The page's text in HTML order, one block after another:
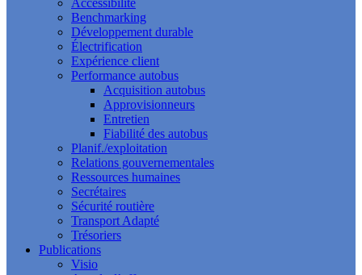
Accessibilité
Benchmarking
Développement durable
Électrification
Expérience client
Performance autobus
Acquisition autobus
Approvisionneurs
Entretien
Fiabilité des autobus
Planif./exploitation
Relations gouvernementales
Ressources humaines
Secrétaires
Sécurité routière
Transport Adapté
Trésoriers
Publications
Visio